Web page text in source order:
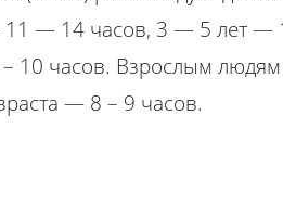
11 — 14 часов, 3 — 5 лет
10 часов. Взрослым
— 8 – 9 часов.